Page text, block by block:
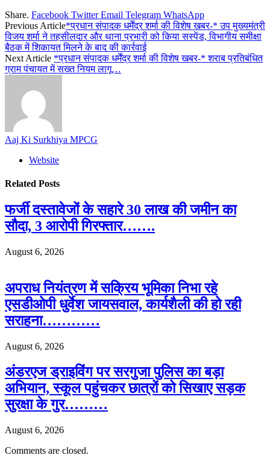
Share. Facebook Twitter Email Telegram WhatsApp
Previous Article*प्रधान संपादक धर्मेंद्र शर्मा की विशेष खबर-* उप मुख्यमंत्री
विजय शर्मा ने तहसीलदार और थाना प्रभारी को किया सस्पेंड, विभागीय समीक्षा
बैठक में शिकायत मिलने के बाद की कार्रवाई
Next Article *प्रधान संपादक धर्मेंद्र शर्मा की विशेष खबर-* शराब प्रतिबंधित
ग्राम पंचायत में सख्त नियम लागू…
Aaj Ki Surkhiya MPCG
Website
Related Posts
फर्जी दस्तावेजों के सहारे 30 लाख की जमीन का
सौदा, 3 आरोपी गिरफ्तार…….
August 6, 2026
अपराध नियंत्रण में सक्रिय भूमिका निभा रहे
एसडीओपी धुर्वेश जायसवाल, कार्यशैली की हो रही
सराहना…………
August 6, 2026
अंडरएज ड्राइविंग पर सरगुजा पुलिस का बड़ा
अभियान, स्कूल पहुंचकर छात्रों को सिखाए सड़क
सुरक्षा के गुर………
August 6, 2026
Comments are closed.